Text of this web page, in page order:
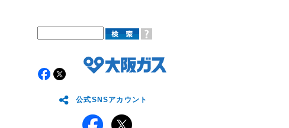
公式SNSアカウント